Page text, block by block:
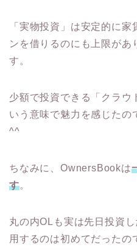
「実物投資」は安定的に
ンを借りるのにも上限があ
す。
少額で投資できる「クラウ
いう意味で魅力を感じたの
^^
ちなみに、OwnersBookは
す。
丸の内OLも実は先日投資
用するのは初めてだったの